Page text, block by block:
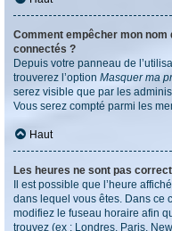
Comment empêcher mon nom
connectés ?
Depuis votre panneau de
trouverez l’option Masquer ma
serez visible que par les
Vous serez compté parmi les
Haut
Les heures ne sont pas
Il est possible que l’heure
dans lequel vous êtes. Dans ce
modifiez le fuseau horaire afin
trouvez (ex : Londres, Paris,